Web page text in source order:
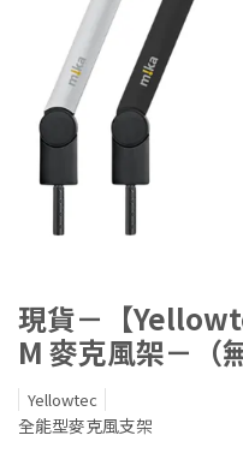
現貨－【
M 麥克風架－（
Yellowtec
全能型麥克風支架